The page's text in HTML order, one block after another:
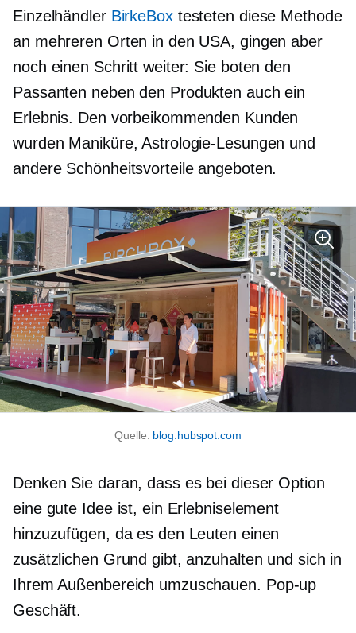
Einzelhändler BirkeBoxtesteten diese Methode
an mehreren Orten in den USA, gingen aber
noch einen Schritt weiter: Sie boten den
Passanten neben den Produkten auch ein
Erlebnis. Den vorbeikommenden Kunden
wurden Maniküre, Astrologie-Lesungen und
andere Schönheitsvorteile angeboten.
Quelle: blog.hubspot.com
Denken Sie daran, dass es bei dieser Option
eine gute Idee ist, ein Erlebniselement
hinzuzufügen, da es den Leuten einen
zusätzlichen Grund gibt, anzuhalten und sich in
Ihrem Außenbereich umzuschauen. Pop-up
Geschäft.